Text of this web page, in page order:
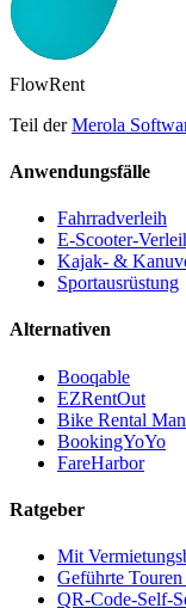
FlowRent
Teil derMerola
Anwendungsfälle
Fahrradverleih
E-Scooter-
Kajak- &
Sportausrüstung
Alternativen
Booqable
EZRentOut
Bike Rental
BookingYoYo
FareHarbor
Ratgeber
Mit
Geführte
QR-Code-Self-